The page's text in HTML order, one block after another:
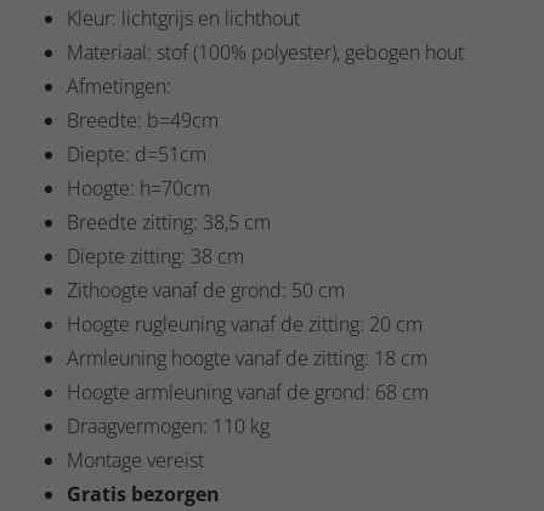
Kleur: lichtgrijs en lichthout
Materiaal: stof (100% polyester), gebogen hout
Afmetingen:
Breedte: b=49cm
Diepte: d=51cm
Hoogte: h=70cm
Breedte zitting: 38,5 cm
Diepte zitting: 38 cm
Zithoogte vanaf de grond: 50 cm
Hoogte rugleuning vanaf de zitting: 20 cm
Armleuning hoogte vanaf de zitting: 18 cm
Hoogte armleuning vanaf de grond: 68 cm
Draagvermogen: 110 kg
Montage vereist
Gratis bezorgen